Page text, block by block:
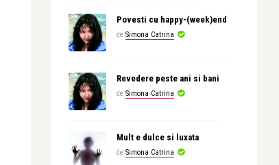
Povesti cu happy-(week)end
de Simona Catrina
Revedere peste ani si bani
de Simona Catrina
Mult e dulce si luxata
de Simona Catrina